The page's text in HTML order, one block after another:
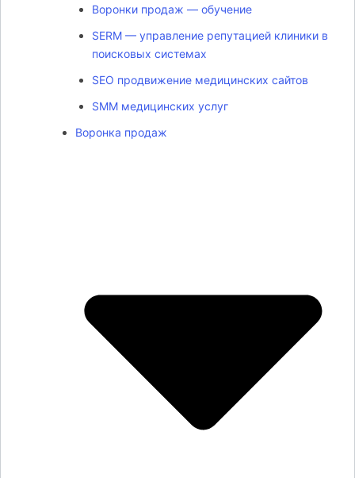
Воронки продаж — обучение
SERM — управление репутацией клиники в
поисковых системах
SEO продвижение медицинских сайтов
SMM медицинских услуг
Воронка продаж